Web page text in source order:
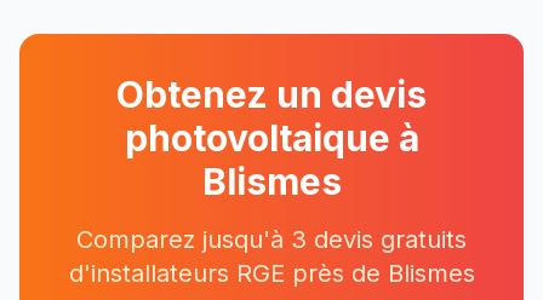
Obtenez un devis
photovoltaique à
Blismes
Comparez jusqu'à 3 devis gratuits
d'installateurs RGE près de Blismes